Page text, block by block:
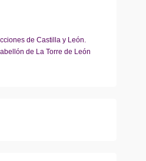
de Castilla y León.
de La Torre de León